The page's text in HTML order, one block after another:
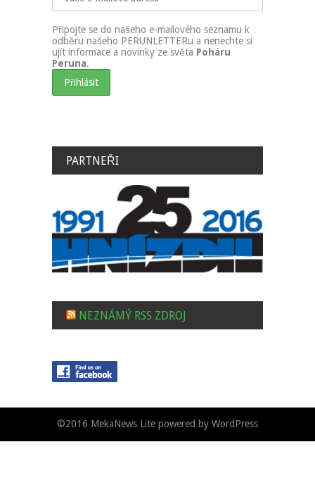
Připojte se do našeho e-mailového seznamu k
odběru našeho PERUNLETTERu a nenechte si
ujít informace a novinky ze světa Poháru
Peruna.
PARTNEŘI
NEZNÁMÝ RSS ZDROJ
©2016 MekaNews Litepowered by WordPress